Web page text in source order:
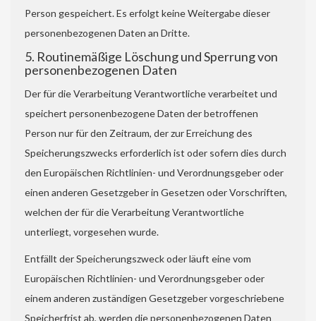
Person gespeichert. Es erfolgt keine Weitergabe dieser
personenbezogenen Daten an Dritte.
5. Routinemäßige Löschung und Sperrung von
personenbezogenen Daten
Der für die Verarbeitung Verantwortliche verarbeitet und
speichert personenbezogene Daten der betroffenen
Person nur für den Zeitraum, der zur Erreichung des
Speicherungszwecks erforderlich ist oder sofern dies durch
den Europäischen Richtlinien- und Verordnungsgeber oder
einen anderen Gesetzgeber in Gesetzen oder Vorschriften,
welchen der für die Verarbeitung Verantwortliche
unterliegt, vorgesehen wurde.
Entfällt der Speicherungszweck oder läuft eine vom
Europäischen Richtlinien- und Verordnungsgeber oder
einem anderen zuständigen Gesetzgeber vorgeschriebene
Speicherfrist ab, werden die personenbezogenen Daten